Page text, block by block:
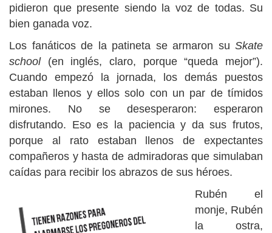
pidieron que presente siendo la voz de todas. Su
bien ganada voz.
Los fanáticos de la patineta se armaron su Skate
school(en inglés, claro, porque “queda mejor”).
Cuando empezó la jornada, los demás puestos
estaban llenos y ellos solo con un par de tímidos
mirones. No se desesperaron: esperaron
disfrutando. Eso es la paciencia y da sus frutos,
porque al rato estaban llenos de expectantes
compañeros y hasta de admiradoras que simulaban
caídas para recibir los abrazos de sus héroes.
Rubén el
monje, Rubén
la ostra,